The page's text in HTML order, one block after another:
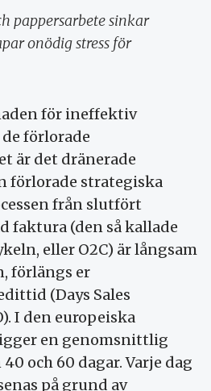
pappersarbete sinkar
onödig stress för
för ineffektiv
förlorade
är det dränerade
förlorade strategiska
från slutfört
faktura (den så kallade
eller O2C) är långsam
förlängs er
(Days Sales
I den europeiska
en genomsnittlig
och 60 dagar. Varje dag
på grund av